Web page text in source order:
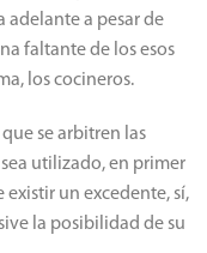
adelante a pesar de
faltante de los esos
los cocineros.
se arbitren las
utilizado, en primer
existir un excedente, sí,
la posibilidad de su